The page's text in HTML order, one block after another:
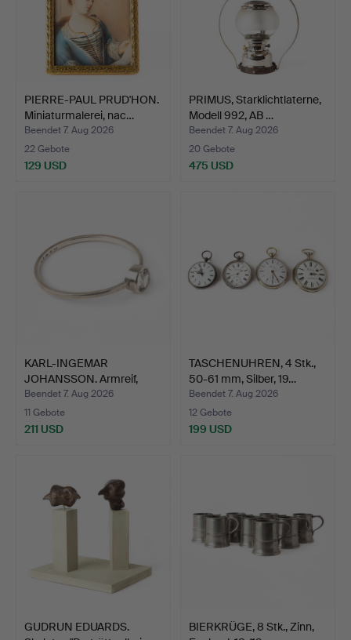
PIERRE-PAUL PRUD'HON.
Miniaturmalerei, nac…
Beendet 7. Aug 2026
22 Gebote
129 USD
PRIMUS, Starklichtlaterne,
Modell 992, AB …
Beendet 7. Aug 2026
20 Gebote
475 USD
KARL-INGEMAR
JOHANSSON. Armreif,
Silber mi…
Beendet 7. Aug 2026
11 Gebote
211 USD
TASCHENUHREN, 4 Stk.,
50-61 mm, Silber, 19…
Beendet 7. Aug 2026
12 Gebote
199 USD
GUDRUN EDUARDS.
BIERKRÜGE, 8 Stk., Zinn,